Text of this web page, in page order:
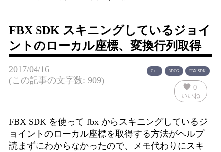
FBX SDK スキニングしているジョイ
ントのローカル座標、変換行列取得
2017/04/16
(この記事の文字数: 909)
C++ 3DCG FBX SDK
favorite 0
いいね
FBX SDK を使って fbx からスキニングしているジ
ョイントのローカル座標を取得する方法がヘルプ
読まずにわからなかったので、メモ代わりにスキ